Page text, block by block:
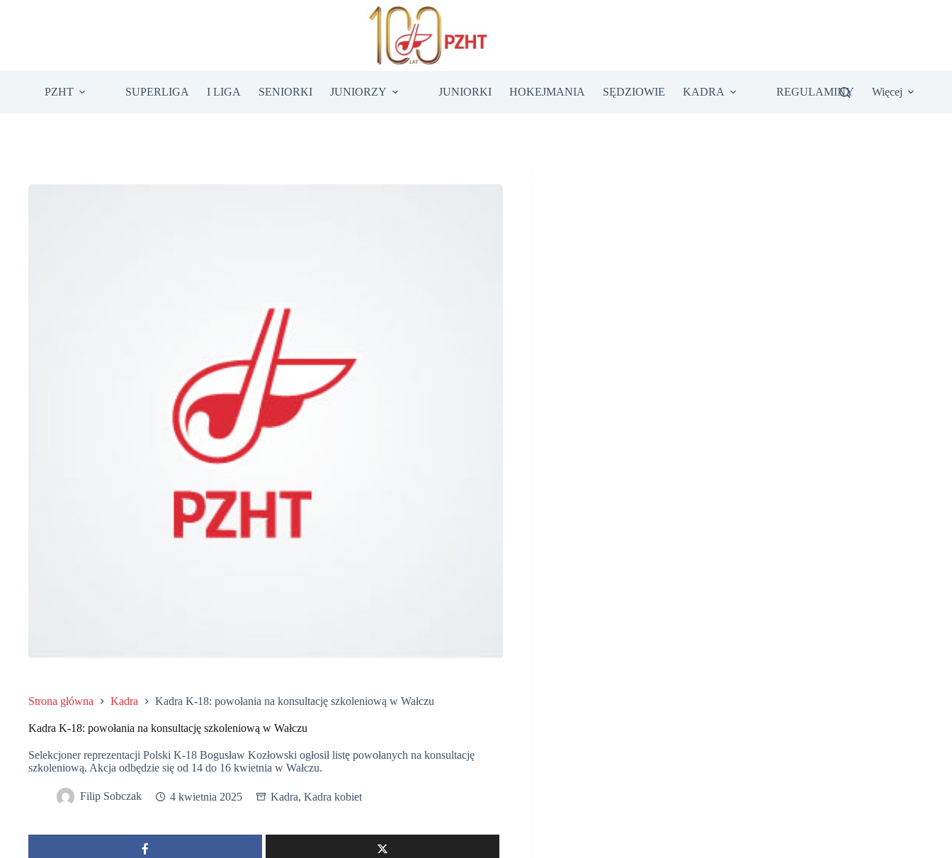
PZHT SUPERLIGA I LIGA SENIORKI JUNIORZY JUNIORKI HOKEJMANIA SĘDZIOWIE KADRA REGULAMINY Więcej
Strona główna Kadra Kadra K-18: powołania na konsultację szkoleniową w Wałczu
Kadra K-18: powołania na konsultację szkoleniową w Wałczu
Selekcjoner reprezentacji Polski K-18 Bogusław Kozłowski ogłosił listę powołanych na konsultację
szkoleniową. Akcja odbędzie się od 14 do 16 kwietnia w Wałczu.
Filip Sobczak 4 kwietnia 2025 Kadra, Kadra kobiet